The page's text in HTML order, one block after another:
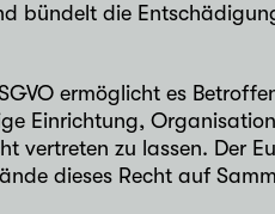
bündelt die
ermöglicht es
Einrichtung,
vertreten zu lassen. Der
dieses Recht auf